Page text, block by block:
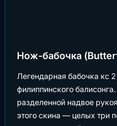
Нож-бабочка
Легендарная бабочка кс
филиппинского
разделенной надвое
этого скина — целых три